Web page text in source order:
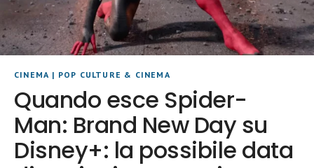
CINEMA | POP CULTURE & CINEMA
Quando esce Spider-
Man: Brand New Day su
Disney+: la possibile data